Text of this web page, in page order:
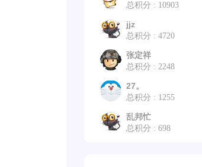
总积分 : 10903
jjz
总积分 : 4720
张定祥
总积分 : 2248
27。
总积分 : 1255
乱邦忙
总积分 : 698